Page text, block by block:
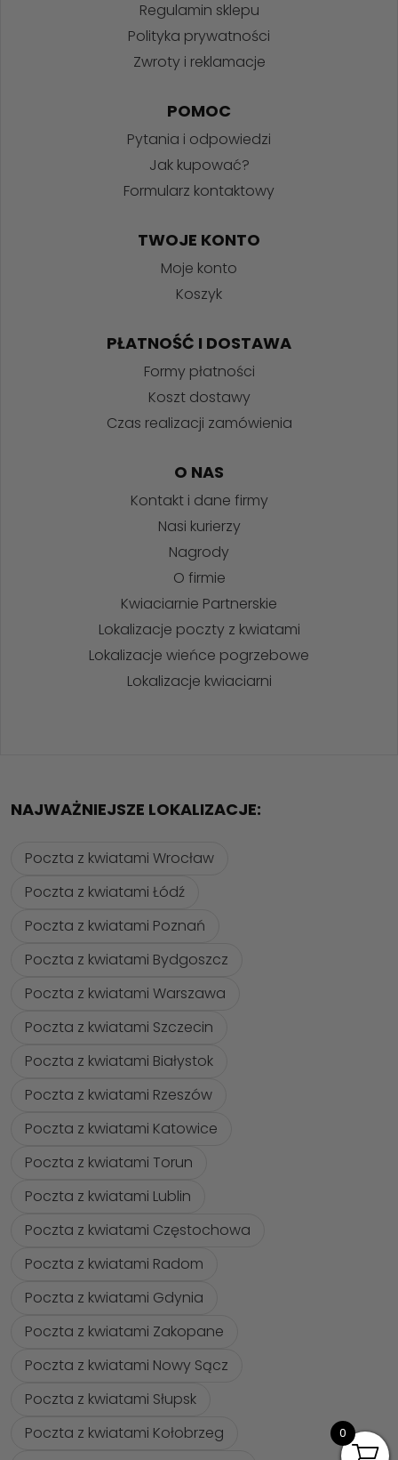
Regulamin sklepu
Polityka prywatności
Zwroty i reklamacje
POMOC
Pytania i odpowiedzi
Jak kupować?
Formularz kontaktowy
TWOJE KONTO
Moje konto
Koszyk
PŁATNOŚĆ I DOSTAWA
Formy płatności
Koszt dostawy
Czas realizacji zamówienia
O NAS
Kontakt i dane firmy
Nasi kurierzy
Nagrody
O firmie
Kwiaciarnie Partnerskie
Lokalizacje poczty z kwiatami
Lokalizacje wieńce pogrzebowe
Lokalizacje kwiaciarni
NAJWAŻNIEJSZE LOKALIZACJE:
Poczta z kwiatami Wrocław
Poczta z kwiatami Łódź
Poczta z kwiatami Poznań
Poczta z kwiatami Bydgoszcz
Poczta z kwiatami Warszawa
Poczta z kwiatami Szczecin
Poczta z kwiatami Białystok
Poczta z kwiatami Rzeszów
Poczta z kwiatami Katowice
Poczta z kwiatami Torun
Poczta z kwiatami Lublin
Poczta z kwiatami Częstochowa
Poczta z kwiatami Radom
Poczta z kwiatami Gdynia
Poczta z kwiatami Zakopane
Poczta z kwiatami Nowy Sącz
Poczta z kwiatami Słupsk
Poczta z kwiatami Kołobrzeg
0